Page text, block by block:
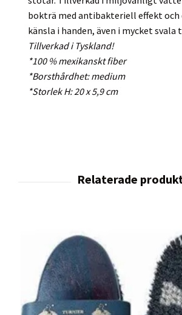
bokträ med antibakteriell effekt och
känsla i handen, även i mycket svala
Tillverkad i Tyskland!
*100 % mexikanskt fiber
*Borsthårdhet: medium
*Storlek H: 20 x 5,9 cm